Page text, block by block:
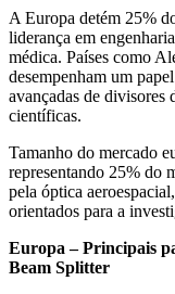
A Europa detém 25%
liderança em
médica. Países como
desempenham um
avançadas de divisores
científicas.
Tamanho do mercado
representando 25% do
pela óptica
orientados para a
Europa – Principais
Beam Splitter